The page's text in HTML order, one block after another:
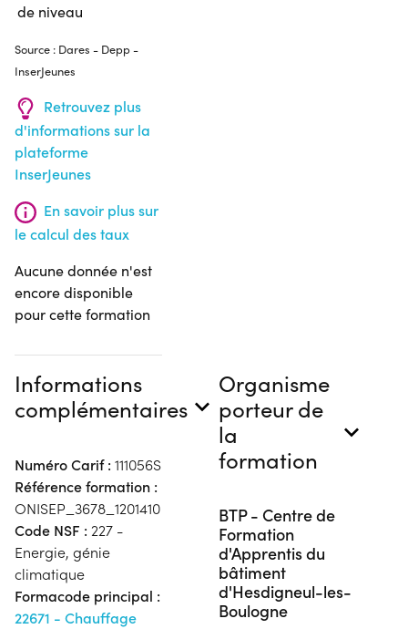
de niveau
Source : Dares - Depp -
InserJeunes
Retrouvez plus
d'informations sur la
plateforme
InserJeunes
En savoir plus sur
le calcul des taux
Aucune donnée n'est
encore disponible
pour cette formation
Informations
complémentaires
Numéro Carif : 111056S
Référence formation :
ONISEP_3678_1201410
Code NSF : 227 -
Energie, génie
climatique
Formacode principal :
22671 - Chauffage
Organisme
porteur de
la
formation
BTP - Centre de
Formation
d'Apprentis du
bâtiment
d'Hesdigneul-les-
Boulogne